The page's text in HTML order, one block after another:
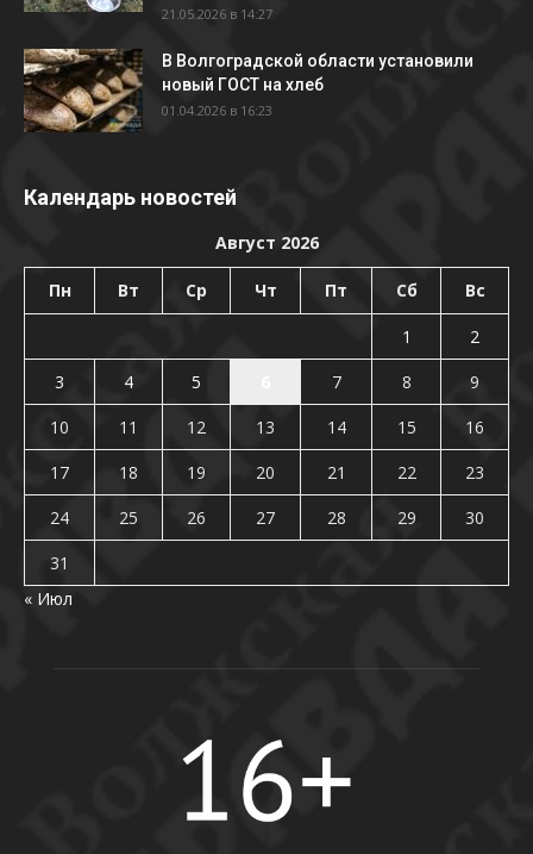
21.05.2026 в 14:27
В Волгоградской области установили
новый ГОСТ на хлеб
01.04.2026 в 16:23
Календарь новостей
Август 2026
Пн Вт Ср Чт Пт Сб Вс
1
2
3
4 5 7 8
9
10
11 12 13 14 15
16
17
18 19 20 21 22
23
24
25 26 27 28 29
30
31
« Июл